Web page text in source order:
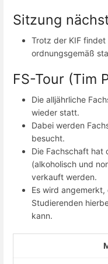
Sitzung
Trotz der KIF
ordnungsgemäß
FS-Tour (Tim
Die alljährliche
wieder statt.
Dabei werden
besucht.
Die Fachschaft hat
(alkoholisch und
verkauft werden.
Es wird
Studierenden
kann.